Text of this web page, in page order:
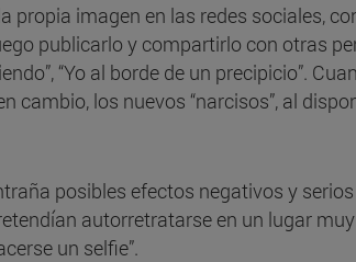
imagen en las redes sociales,
publicarlo y compartirlo con otras
“Yo al borde de un precipicio”.
los nuevos “narcisos”, al
posibles efectos negativos y
autorretratarse en un lugar
un selfie”.